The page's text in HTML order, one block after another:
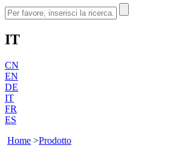
IT
CN
EN
DE
IT
FR
ES
Home >Prodotto